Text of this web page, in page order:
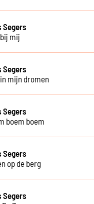
Segers
mij
Segers
mijn dromen
Segers
boem boem
Segers
op de berg
Segers